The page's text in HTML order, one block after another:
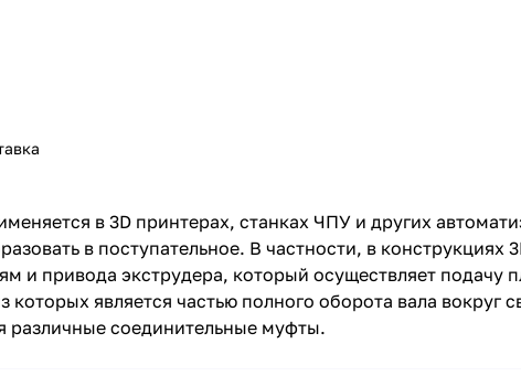
в 3D принтерах, станках ЧПУ и других
в поступательное. В частности, в конструкциях
и привода экструдера, который осуществляет подачу
является частью полного оборота вала вокруг
различные соединительные муфты.